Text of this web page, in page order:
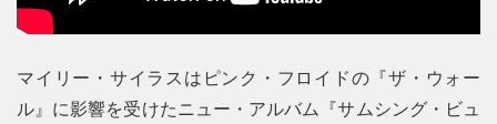
マイリー・サイラスはピンク・フロイドの『ザ・ウォー
ル』に影響を受けたニュー・アルバム『サムシング・ビュ